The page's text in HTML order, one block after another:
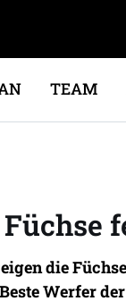
TEAM
die
Werfer